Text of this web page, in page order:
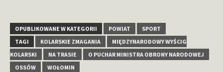
OPUBLIKOWANE W KATEGORII POWIAT
SPORT
TAGI
KOLARSKIE ZMAGANIA
MIĘDZYNARODOWY WYŚCIG
KOLARSKI
NA TRASIE
O PUCHAR MINISTRA OBRONY NARODOWEJ
OSSÓW
WOŁOMIN